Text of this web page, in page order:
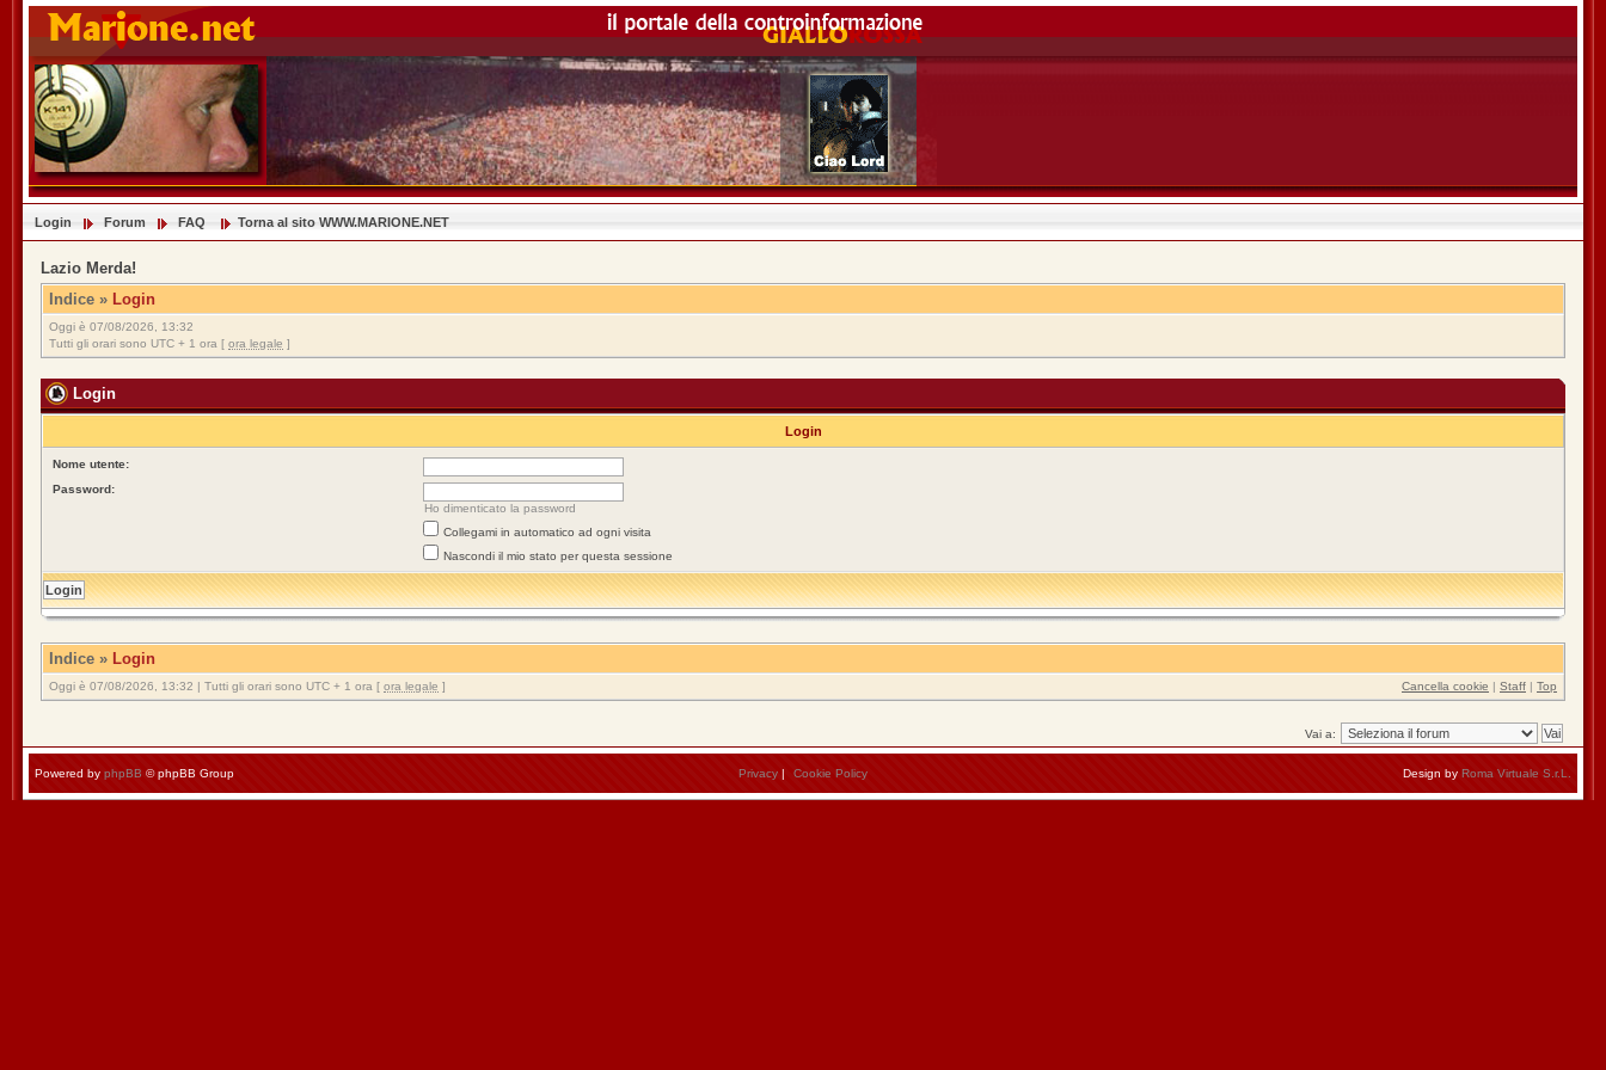
Login Forum FAQ Torna al sito WWW.MARIONE.NET
Lazio Merda!
Indice » Login
Oggi è 07/08/2026, 13:32
Tutti gli orari sono UTC + 1 ora [ ora legale ]
Login
Login
Nome utente:
Password:
Ho dimenticato la password
Collegami in automatico ad ogni visita
Nascondi il mio stato per questa sessione
Indice » Login
Oggi è 07/08/2026, 13:32 | Tutti gli orari sono UTC + 1 ora [ ora legale ] Cancella cookie | Staff | Top
Vai a:
Powered by phpBB © phpBB Group Privacy | Cookie Policy Design by Roma Virtuale S.r.L.